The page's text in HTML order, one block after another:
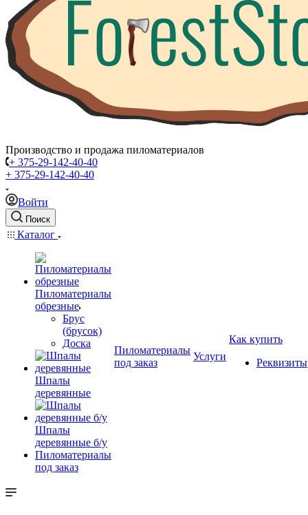
Производство и продажа пиломатериалов
+ 375-29-142-40-40
+ 375-29-142-40-40
Войти
Поиск
Каталог
Пиломатериалы
обрезные
Брус
(брусок)
Доска
Шпалы
деревянные
Шпалы
деревянные б/у
Пиломатериалы
под заказ
Пиломатериалы
под заказ
Услуги
Как купить
Реквизиты